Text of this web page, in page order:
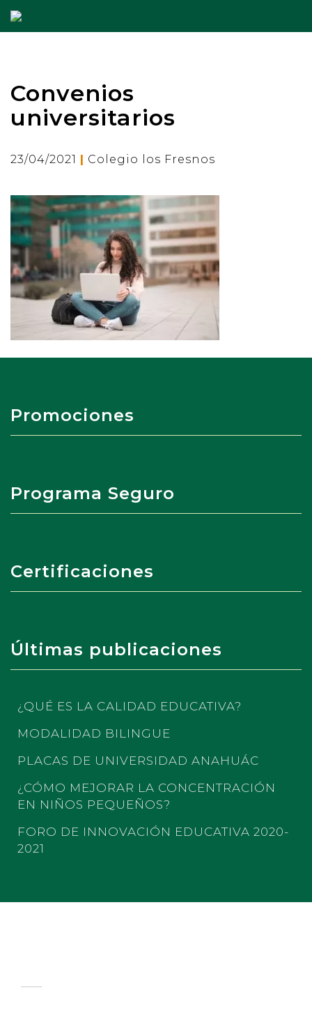
Convenios
universitarios
23/04/2021 | Colegio los Fresnos
Promociones
Programa Seguro
Certificaciones
Últimas publicaciones
¿QUÉ ES LA CALIDAD EDUCATIVA?
MODALIDAD BILINGUE
PLACAS DE UNIVERSIDAD ANAHUÁC
¿CÓMO MEJORAR LA CONCENTRACIÓN
EN NIÑOS PEQUEÑOS?
FORO DE INNOVACIÓN EDUCATIVA 2020-
2021